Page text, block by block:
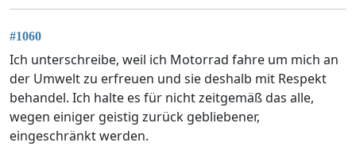
#1060
Ich unterschreibe, weil ich Motorrad fahre um mich an
der Umwelt zu erfreuen und sie deshalb mit Respekt
behandel. Ich halte es für nicht zeitgemäß das alle,
wegen einiger geistig zurück gebliebener,
eingeschränkt werden.